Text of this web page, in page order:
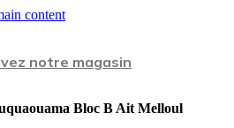
content
notre magasin
Bloc B Ait Melloul